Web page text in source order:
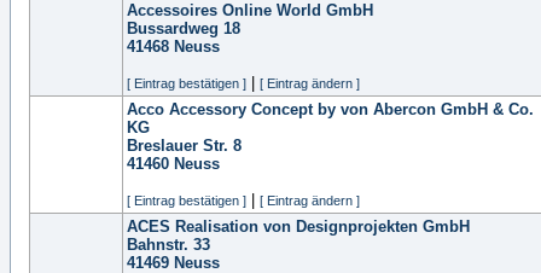
Accessoires Online World GmbH
Bussardweg 18
41468 Neuss
[ Eintrag bestätigen ] [ Eintrag ändern ]
Acco Accessory Concept by von Abercon GmbH & Co.
KG
Breslauer Str. 8
41460 Neuss
[ Eintrag bestätigen ] [ Eintrag ändern ]
ACES Realisation von Designprojekten GmbH
Bahnstr. 33
41469 Neuss